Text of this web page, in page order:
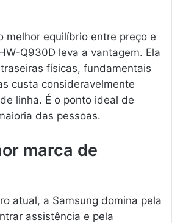
melhor equilíbrio entre preço e
Q930D leva a vantagem. Ela
físicas, fundamentais
custa consideravelmente
linha. É o ponto ideal de
das pessoas.
marca de
atual, a Samsung domina pela
assistência e pela